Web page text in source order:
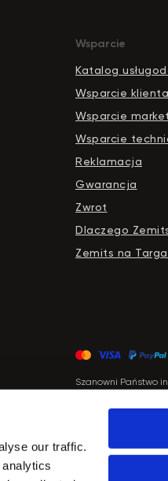
our traffic.
Wsparcie
Katalog
Wsparcie klienta
Wsparcie
Wsparcie
Reklamacja
Gwarancja
Zwrot
Dlaczego
Zemits na
Szanowni Państwo
Sp. z o.o. będzie
udostępniać faktury
systemu KSeF.